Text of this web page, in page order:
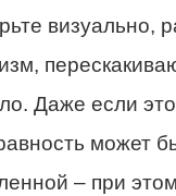
визуально,
Даже если
может
– при